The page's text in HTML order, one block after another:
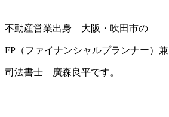
不動産営業出身 大阪・吹田市の
FP（ファイナンシャルプランナー）兼
司法書士 廣森良平です。